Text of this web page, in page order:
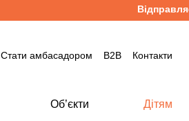
Стати амбасадором B2B Контакти
Об’єкти Дітям